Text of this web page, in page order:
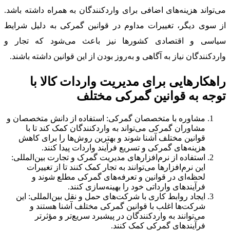
می‌تواند هزینه‌های اضافی برای واردکنندگان به همراه داشته باشد.
از سوی دیگر، تغییرات مداوم در قوانین گمرکی به دلیل شرایط
سیاسی و اقتصادی کشورها نیز باعث می‌شود که تجار و
واردکنندگان نیاز به آگاهی و به‌روز بودن از این قوانین داشته باشند.
راهکارهایی برای مدیریت واردات کالا با
توجه به قوانین گمرکی مختلف
مشاوره با متخصصان گمرکی: استفاده از دانش متخصصان و
مشاوران گمرکی می‌تواند به واردکنندگان کمک کند تا با
قوانین مختلف آشنا شوند و بهترین روش‌ها را برای کاهش
هزینه‌های گمرکی و تسریع فرآیند واردات پیدا کنند.
استفاده از نرم‌افزارهای مدیریت گمرک و تجارت بین‌المللی:
این نرم‌افزارها می‌توانند به تجار کمک کنند تا از تغییرات
لحظه‌ای در قوانین و تعرفه‌های گمرکی مطلع شوند و
فرآیندهای وارداتی خود را بهینه‌سازی کنند.
ایجاد روابط کاری با شرکت‌های حمل و نقل بین‌المللی: این
شرکت‌ها اغلب با قوانین گمرکی مختلف آشنا هستند و
می‌توانند به واردکنندگان در پیشبرد سریع‌تر و مؤثرتر
فرآیندهای گمرکی کمک کنند.